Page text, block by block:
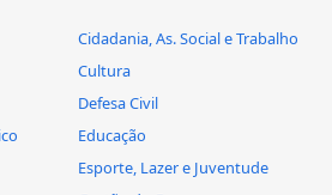
Cidadania, As. Social e Trabalho
Cultura
Defesa Civil
Educação
Esporte, Lazer e Juventude